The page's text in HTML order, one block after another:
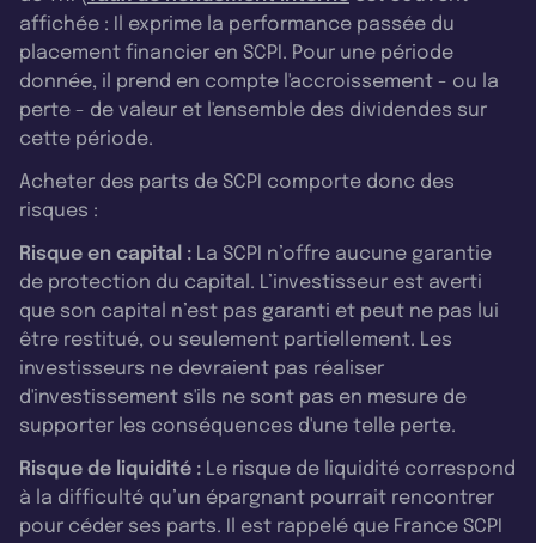
affichée : Il exprime la performance passée du
placement financier en SCPI. Pour une période
donnée, il prend en compte l'accroissement - ou la
perte - de valeur et l'ensemble des dividendes sur
cette période.
Acheter des parts de SCPI comporte donc des
risques :
Risque en capital : La SCPI n’offre aucune garantie
de protection du capital. L’investisseur est averti
que son capital n’est pas garanti et peut ne pas lui
être restitué, ou seulement partiellement. Les
investisseurs ne devraient pas réaliser
d'investissement s'ils ne sont pas en mesure de
supporter les conséquences d'une telle perte.
Risque de liquidité : Le risque de liquidité correspond
à la difficulté qu’un épargnant pourrait rencontrer
pour céder ses parts. Il est rappelé que France SCPI